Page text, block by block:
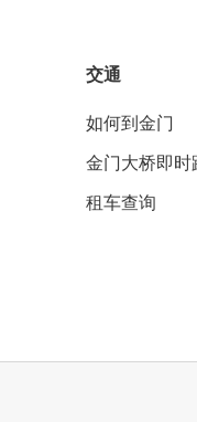
交通
如何到金门
金门大桥即时
租车查询